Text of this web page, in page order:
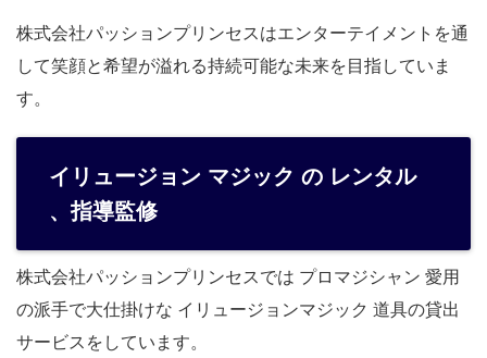
株式会社パッションプリンセスはエンターテイメントを通
して笑顔と希望が溢れる持続可能な未来を目指していま
す。
イリュージョン マジック の レンタル
、指導監修
株式会社パッションプリンセスでは プロマジシャン 愛用
の派手で大仕掛けな イリュージョンマジック 道具の貸出
サービスをしています。